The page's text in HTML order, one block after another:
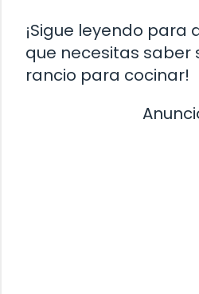
¡Sigue leyendo para
que necesitas saber
rancio para cocinar!